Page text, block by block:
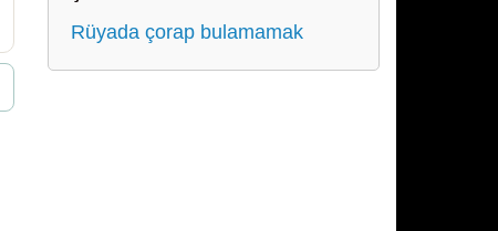
Rüyada çorap bulamamak